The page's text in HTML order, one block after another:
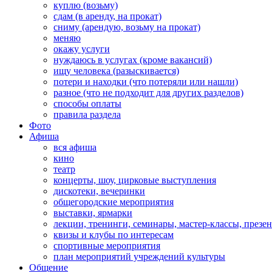
куплю (возьму)
сдам (в аренду, на прокат)
сниму (арендую, возьму на прокат)
меняю
окажу услуги
нуждаюсь в услугах (кроме вакансий)
ищу человека (разыскивается)
потери и находки (что потеряли или нашли)
разное (что не подходит для других разделов)
способы оплаты
правила раздела
Фото
Афиша
вся афиша
кино
театр
концерты, шоу, цирковые выступления
дискотеки, вечеринки
общегородские мероприятия
выставки, ярмарки
лекции, тренинги, семинары, мастер-классы,
квизы и клубы по интересам
спортивные мероприятия
план мероприятий учреждений культуры
Общение